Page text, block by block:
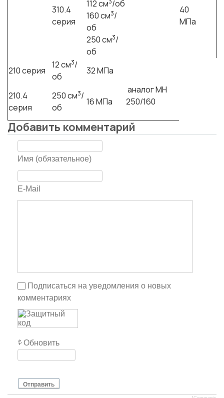
310.4
серия
112 см /об
160 см3/
об
250 см3/
об
40
МПа
210 серия
12 см3/
об
32 МПа
210.4
серия
250 см3/
об
16 МПа
аналог МН
250/160
Добавить комментарий
Имя (обязательное)
E-Mail
Подписаться на уведомления о новых
комментариях
Обновить
Отправить